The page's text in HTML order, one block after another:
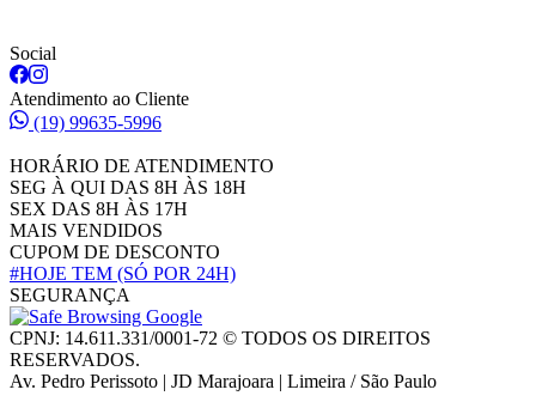
Social
Atendimento ao Cliente
(19) 99635-5996
HORÁRIO DE ATENDIMENTO
SEG À QUI DAS 8H ÀS 18H
SEX DAS 8H ÀS 17H
MAIS VENDIDOS
CUPOM DE DESCONTO
#HOJE TEM (SÓ POR 24H)
SEGURANÇA
CPNJ: 14.611.331/0001-72 © TODOS OS DIREITOS
RESERVADOS.
Av. Pedro Perissoto | JD Marajoara | Limeira / São Paulo